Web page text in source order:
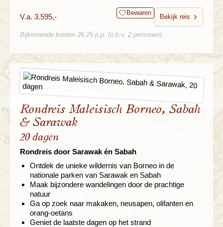
V.a. 3.595,- Bewaren
Bekijk reis
Bijkomende kosten 26,25 p.p. (o.b.v. 2 personen)
Rondreis Maleisisch Borneo, Sabah
& Sarawak
20 dagen
Rondreis door Sarawak én Sabah
Ontdek de unieke wildernis van Borneo in de
nationale parken van Sarawak en Sabah
Maak bijzondere wandelingen door de prachtige
natuur
Ga op zoek naar makaken, neusapen, olifanten en
orang-oetans
Geniet de laatste dagen op het strand